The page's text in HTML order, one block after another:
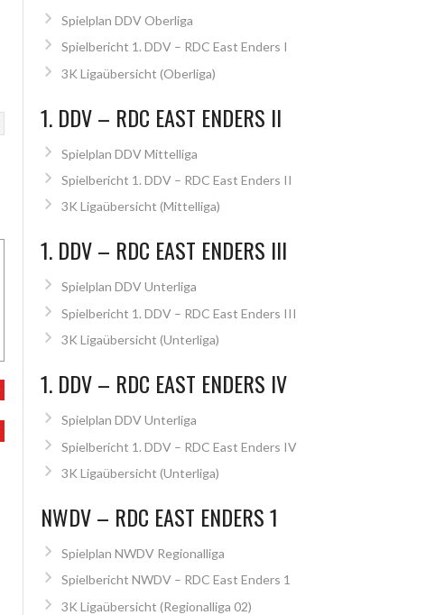
Spielplan DDV Oberliga
Spielbericht 1. DDV – RDC East Enders I
3K Ligaübersicht (Oberliga)
1. DDV – RDC EAST ENDERS II
Spielplan DDV Mittelliga
Spielbericht 1. DDV – RDC East Enders II
3K Ligaübersicht (Mittelliga)
1. DDV – RDC EAST ENDERS III
Spielplan DDV Unterliga
Spielbericht 1. DDV – RDC East Enders III
3K Ligaübersicht (Unterliga)
1. DDV – RDC EAST ENDERS IV
Spielplan DDV Unterliga
Spielbericht 1. DDV – RDC East Enders IV
3K Ligaübersicht (Unterliga)
NWDV – RDC EAST ENDERS 1
Spielplan NWDV Regionalliga
Spielbericht NWDV – RDC East Enders 1
3K Ligaübersicht (Regionalliga 02)